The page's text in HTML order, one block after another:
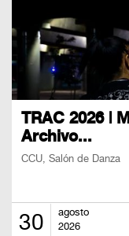
TRAC 2026 |
Archivo...
CCU, Salón de Danza
30
agosto
2026